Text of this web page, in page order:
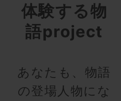
体験する物
語project
あなたも、物語
の登場人物にな